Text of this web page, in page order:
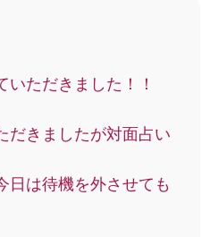
ただきました！！
だきましたが対面占い
日は待機を外させても